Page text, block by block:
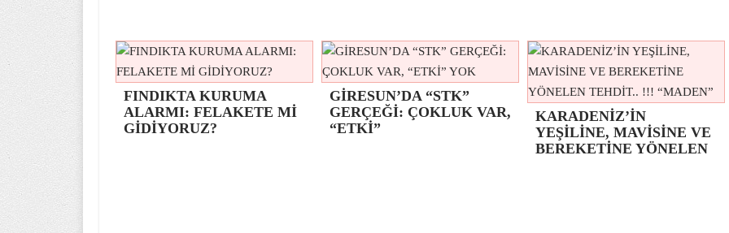
FINDIKTA KURUMA
ALARMI: FELAKETE Mİ
GİDİYORUZ?
GİRESUN’DA “STK”
GERÇEĞİ: ÇOKLUK VAR,
“ETKİ”
KARADENİZ’İN
YEŞİLİNE, MAVİSİNE VE
BEREKETİNE YÖNELEN